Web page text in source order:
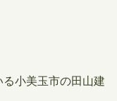
小美玉市の田山建